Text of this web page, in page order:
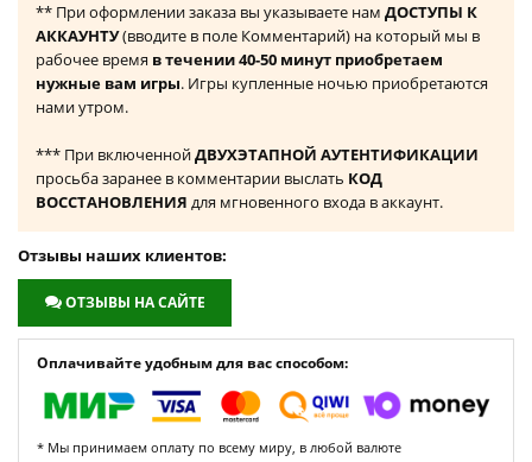
** При оформлении заказа вы указываете нам ДОСТУПЫ К
АККАУНТУ(вводите в поле Комментарий) на который мы в
рабочее время в течении 40-50 минут приобретаем
нужные вам игры. Игры купленные ночью приобретаются
нами утром.
*** При включеннойДВУХЭТАПНОЙ АУТЕНТИФИКАЦИИ
просьба заранее в комментарии выслать КОД
ВОССТАНОВЛЕНИЯ для мгновенного входа в аккаунт.
Отзывы наших клиентов:
ОТЗЫВЫ НА САЙТЕ
Оплачивайте удобным для вас способом:
* Мы принимаем оплату по всему миру, в любой валюте